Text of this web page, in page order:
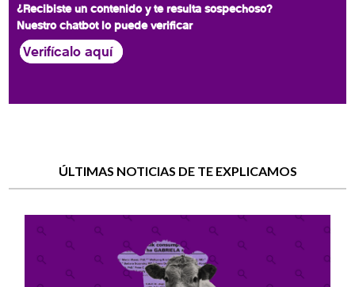
¿Recibiste un contenido y te resulta sospechoso?
Nuestro chatbot lo puede verificar
Verifícalo aquí
ÚLTIMAS NOTICIAS DE TE EXPLICAMOS